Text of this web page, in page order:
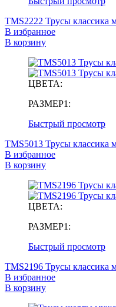
TMS2222 Трусы классика
В избранное
В корзину
ЦВЕТА:
РАЗМЕР1:
Быстрый просмотр
TMS5013 Трусы классика
В избранное
В корзину
ЦВЕТА:
РАЗМЕР1:
Быстрый просмотр
TMS2196 Трусы классика
В избранное
В корзину